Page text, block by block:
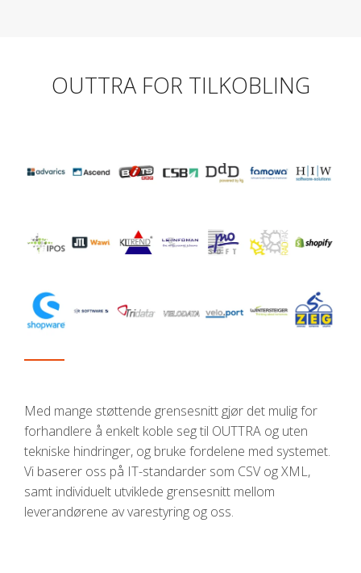
OUTTRA FOR TILKOBLING
Med mange støttende grensesnitt gjør det mulig for
forhandlere å enkelt koble seg til OUTTRA og uten
tekniske hindringer, og bruke fordelene med systemet.
Vi baserer oss på IT-standarder som CSV og XML,
samt individuelt utviklede grensesnitt mellom
leverandørene av varestyring og oss.